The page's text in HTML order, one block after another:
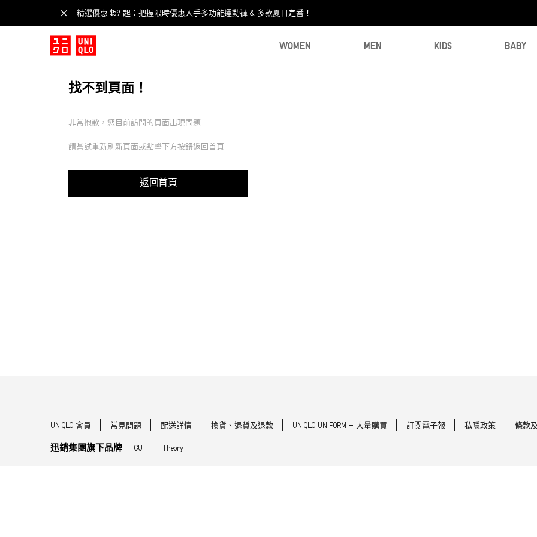
精選優惠 $59 起：把握限時優惠入手多功能運動褲 & 多款夏日定番！​
WOMEN MEN KIDS BABY
找不到頁面！
非常抱歉，您目前訪問的頁面出現問題
請嘗試重新刷新頁面或點擊下方按鈕返回首頁
返回首頁
UNIQLO 會員 常見問題 配送詳情 換貨、退貨及退款 UNIQLO UNIFORM - 大量購買 訂閱電子報 私隱政策 條款
迅銷集團旗下品牌 GU Theory